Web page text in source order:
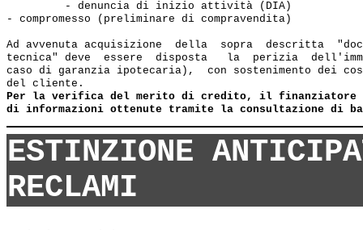
         - denuncia di inizio attività (DIA)
- compromesso (preliminare di compravendita)
Ad avvenuta acquisizione  della  sopra  descritta
tecnica" deve  essere  disposta   la  perizia
caso di garanzia ipotecaria),  con sostenimento dei
del cliente.
Per la verifica del merito di credito, il finanziatore
di informazioni ottenute tramite la consultazione di
ESTINZIONE
RECLAMI